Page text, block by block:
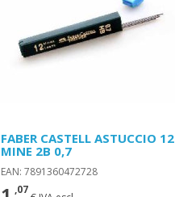
FABER CASTELL ASTUCCIO 12
MINE 2B 0,7
EAN: 7891360472728
,07